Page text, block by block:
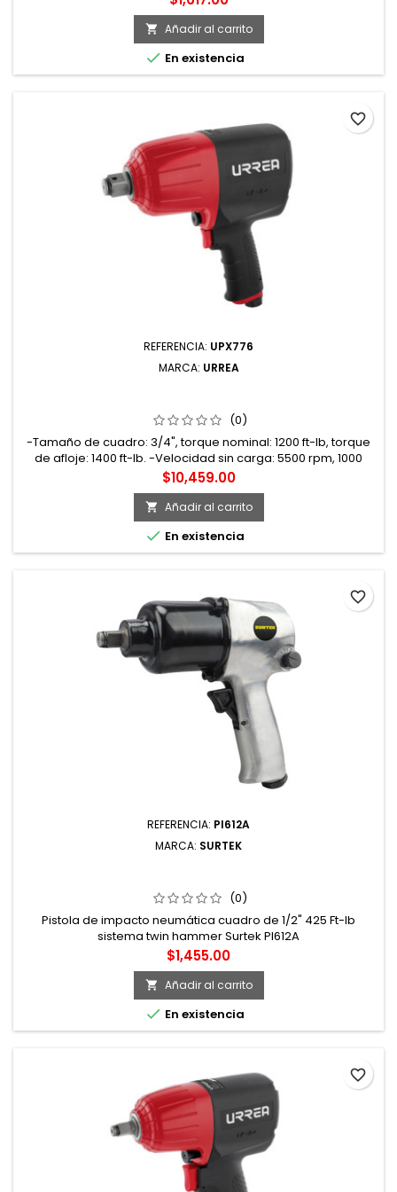
 Añadir al carrito
 En existencia
REFERENCIA: UPX776
MARCA: URREA
URREA
(0)
-Tamaño de cuadro: 3/4", torque nominal: 1200 ft-lb, torque
de afloje: 1400 ft-lb. -Velocidad sin carga: 5500 rpm, 1000
impactos por minuto. -Presión de trabajo: 90 psi, entrada de
aire: 3/8 NPT, consumo de aire: 7.5 CFM. -Mecanismo TWIN
HAMMER, carcasa de composite. -Peso: 3.4 kg. -Se usa para
apretar o aflojar tornillos y tuercas.
Precio
$10,459.00
 Añadir al carrito
 En existencia
favorite_border
REFERENCIA: PI612A
MARCA: SURTEK
(0)
Pistola de impacto neumática cuadro de 1/2" 425 Ft-lb
sistema twin hammer Surtek PI612A
Precio
$1,455.00
 Añadir al carrito
 En existencia
favorite_border
favorite_border